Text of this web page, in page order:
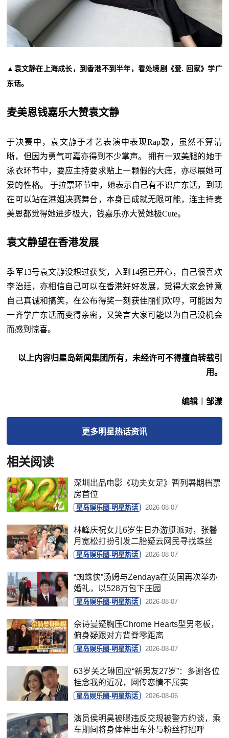
▲袁文静在上海成长，到香港不到半年，看处境剧《爱. 回家》学广
东话。
麦美恩钱嘉乐大赞袁文静
于决赛中，袁文静于才艺表演中表现Rap歌，虽然不算清
晰，但因为勇气可嘉亦得到不少掌声。 拥有一双美腿的她于
泳衣环节中，要应主持要求贴上一颗假的大痣，亦尽展她可
爱的性格。 于拉票环节中，她表示自己有不识广东话，到现
在可以站在港姐决赛舞台，本身已成就无限可能，连主持麦
美恩都觉得她进步极大，钱嘉乐亦大赞她极Cute。
袁文静望在香港发展
季军13号袁文静没想过获奖，入到14强已开心，自己很喜欢
李治廷，亦相信自己可以在香港好好发展，觉得大家会钟意
自己真诚和搞笑，在公布得奖一刻获佳丽们欢呼，可能因为
一齐学广东话而变得亲密，又笑言大家可能以为自己没机会
而感到惊喜。
以上内容归星岛新闻集团所有，未经许可不得擅自转载引
用。
编辑︱邹漾
更多明星热话资讯
相关阅读
深圳出品电影《功夫女足》暂列暑期档票
房首位
星岛娱乐圈-明星热话 2026-08-07
林峰庆祝女儿6岁生日办游艇派对，张馨
月宽松打扮引发二胎疑云网民寻找蛛丝
星岛娱乐圈-明星热话 2026-08-07
“蜘蛛侠”汤姆与Zendaya在英国再次举办
婚礼，以528万包下庄园
星岛娱乐圈-明星热话 2026-08-07
佘诗曼疑胸压Chrome Hearts型男老板，
俯身疑跟对方背脊零距离
星岛娱乐圈-明星热话 2026-08-07
63岁关之琳回应“新男友27岁”：多谢各位
挂念我的近况，网传恋情不属实
星岛娱乐圈-明星热话 2026-08-06
演员侯明昊被曝违反交规被警方约谈，乘
车期间将身体伸出车外与粉丝打招呼